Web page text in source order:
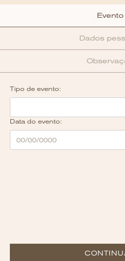
Evento
Dados
Tipo de evento:
Data do evento: